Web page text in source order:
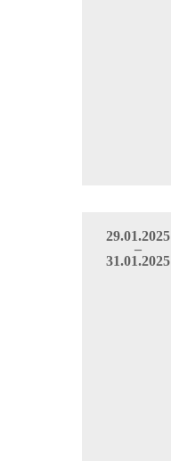
29.01.2025
–
31.01.2025